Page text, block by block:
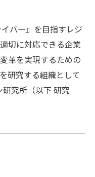
バー』を目指すレジ
切に対応できる企業
革を実現するための
研究する組織として
究所（以下 研究